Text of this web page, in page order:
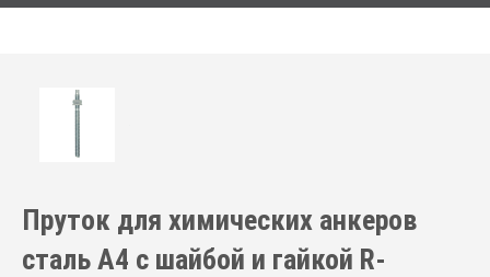
Пруток для химических анкеров
сталь А4 с шайбой и гайкой R-